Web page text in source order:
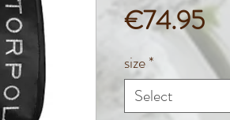
€74.95
size*
Select